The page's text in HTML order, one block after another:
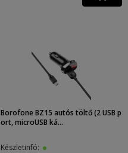
Borofone BZ15 autós töltő (2 USB p
ort, microUSB ká...
Készletinfó: